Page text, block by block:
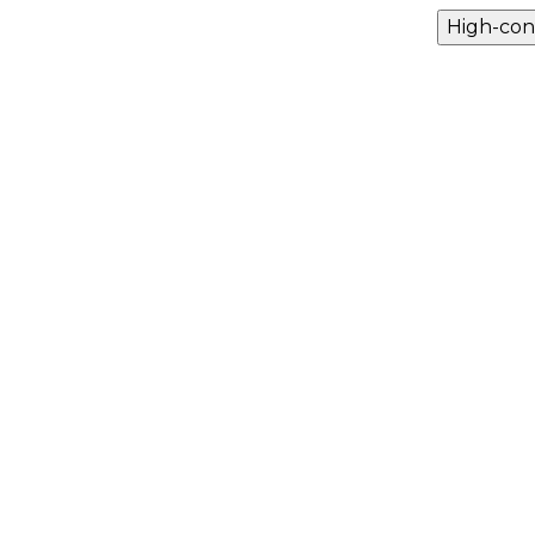
High-